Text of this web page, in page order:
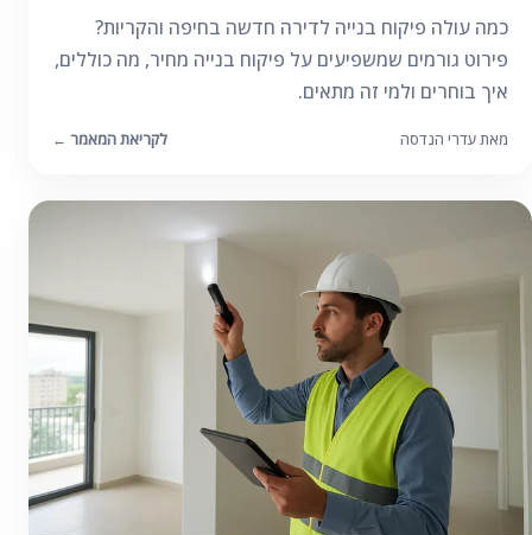
כמה עולה פיקוח בנייה לדירה חדשה בחיפה והקריות?
פירוט גורמים שמשפיעים על פיקוח בנייה מחיר, מה כוללים,
איך בוחרים ולמי זה מתאים.
מאת עדרי הנדסה לקריאת המאמר ←